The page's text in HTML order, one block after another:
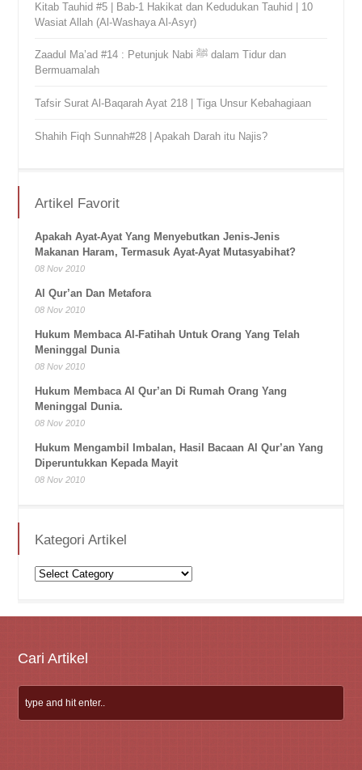
Kitab Tauhid #5 | Bab-1 Hakikat dan Kedudukan Tauhid | 10
Wasiat Allah (Al-Washaya Al-Asyr)
Zaadul Ma’ad #14 : Petunjuk Nabi ﷺ dalam Tidur dan
Bermuamalah
Tafsir Surat Al-Baqarah Ayat 218 | Tiga Unsur Kebahagiaan
Shahih Fiqh Sunnah#28 | Apakah Darah itu Najis?
Artikel Favorit
Apakah Ayat-Ayat Yang Menyebutkan Jenis-Jenis
Makanan Haram, Termasuk Ayat-Ayat Mutasyabihat?
08 Nov 2010
Al Qur’an Dan Metafora
08 Nov 2010
Hukum Membaca Al-Fatihah Untuk Orang Yang Telah
Meninggal Dunia
08 Nov 2010
Hukum Membaca Al Qur’an Di Rumah Orang Yang
Meninggal Dunia.
08 Nov 2010
Hukum Mengambil Imbalan, Hasil Bacaan Al Qur’an Yang
Diperuntukkan Kepada Mayit
08 Nov 2010
Kategori Artikel
Kategori
Cari Artikel